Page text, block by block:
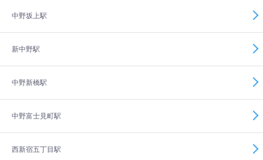
中野坂上駅
新中野駅
中野新橋駅
中野富士見町駅
西新宿五丁目駅